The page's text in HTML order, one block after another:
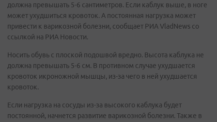
должна превышать 5-6 сантиметров. Если каблук выше, в ноге
может ухудшиться кровоток. А постоянная нагрузка может
привести к варикозной болезни, сообщает РИА VladNews со
ссылкой на РИА Новости.
Носить обувь с плоской подошвой вредно. Высота каблука не
должна превышать 5-6 см. В противном случае ухудшается
кровоток икроножной мышцы, из-за чего в ней ухудшается
кровоток.
Если нагрузка на сосуды из-за высокого каблука будет
постоянной, начнется развитие варикозной болезни. Также в